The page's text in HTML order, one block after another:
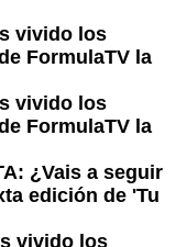
vivido los
FormulaTV la
vivido los
FormulaTV la
¿Vais a seguir
edición de 'Tu
vivido los